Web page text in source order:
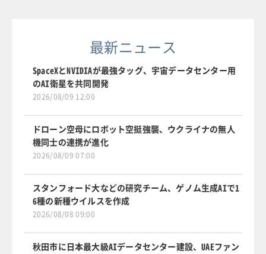
最新ニュース
SpaceXとNVIDIAが最強タッグ、宇宙データセンター用
のAI衛星を共同開発
2026/08/09 12:00
ドローン空母にロボット空挺強襲、ウクライナの無人
機同士の連携が進化
2026/08/09 07:00
スタンフォード大などの研究チーム、ゲノム生成AIで1
6種の新種ウイルスを作成
2026/08/08 09:00
秋田市に日本最大級AIデータセンター建設、UAEファン